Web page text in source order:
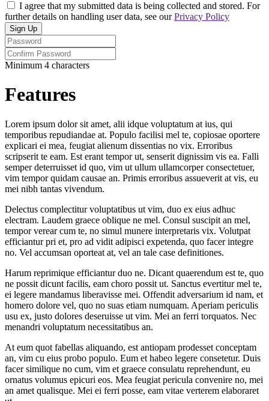
I agree that my submitted data is being collected and stored. For
further details on handling user data, see ourPrivacy Policy
Minimum 4 characters
Features
Lorem ipsum dolor sit amet, alii idque voluptatum at ius, qui
temporibus repudiandae at. Populo facilisi mel te, copiosae oportere
explicari ei mea, feugiat alienum dissentias no vix. Erroribus
scripserit te eam. Est erant tempor ut, senserit dignissim vis ea. Falli
semper deterruisset id quo, vim ut ullum ullamcorper consectetuer,
vim tempor quidam causae an. Primis erroribus assueverit at vis, eu
mei nibh tantas vivendum.
Delectus complectitur voluptatibus ut vim, duo ex eius adhuc
electram. Laudem graece oblique ne mel. Consul suscipit an mel,
tempor verear cum te, no simul munere interpretaris vix. Volutpat
efficiantur pri et, pro ad vidit adipisci expetenda, quo facer integre
no. Vel accumsan oporteat at, vel an tale case definitiones.
Harum reprimique efficiantur duo ne. Dicant quaerendum est te, quo
ne possit dicunt facilis, eam choro possit ut. Sanctus evertitur mel te,
ei legere mandamus liberavisse mei. Offendit adversarium id nam, et
homero dolore vel, quo no suas etiam numquam. Aperiam periculis
usu ex, justo dolores deseruisse ut vim. Mei an ferri torquatos. Nec
menandri voluptatum necessitatibus an.
At eum quot fabellas aliquando, est antiopam prodesset conceptam
an, vim cu eius probo populo. Eum et habeo legere consetetur. Duis
facer similique no cum, vim et graece consulatu reprehendunt, eu
ornatus volumus epicuri eos. Mea feugiat pericula convenire no, mei
an amet qualisque. Mei ei ferri posse, eam vitae verterem elaboraret